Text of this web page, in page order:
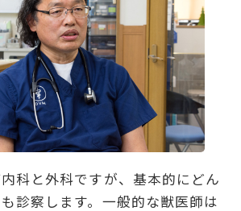
科と外科ですが、基本的にどん
診察します。一般的な獣医師は